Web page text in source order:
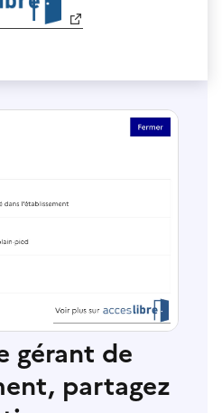
gérant de
partagez